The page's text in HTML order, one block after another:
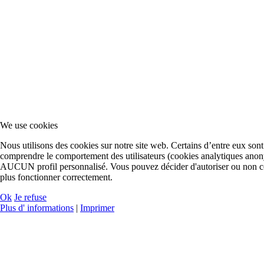
We use cookies
Nous utilisons des cookies sur notre site web. Certains d’entre eux
comprendre le comportement des utilisateurs (cookies analytiques
AUCUN profil personnalisé. Vous pouvez décider d'autoriser ou non
plus fonctionner correctement.
Ok Je refuse
Plus d' informations | Imprimer